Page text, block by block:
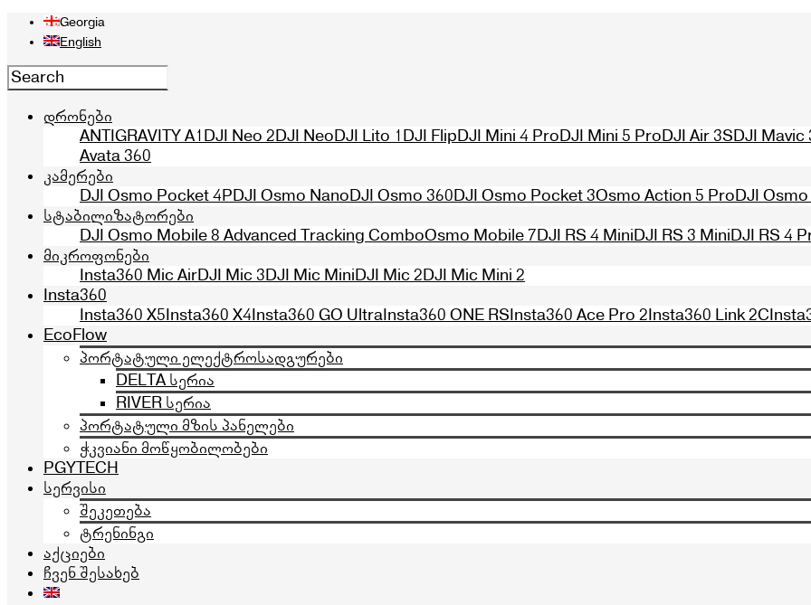
Georgia
English
დრონები
ANTIGRAVITY A1DJI Neo 2DJI NeoDJI Lito 1DJI FlipDJI Mini 4 ProDJI Mini 5 ProDJI Air 3SDJI Mavic
Avata 360
კამერები
DJI Osmo Pocket 4PDJI Osmo NanoDJI Osmo 360DJI Osmo Pocket 3Osmo Action 5 ProDJI
სტაბილიზატორები
DJI Osmo Mobile 8 Advanced Tracking ComboOsmo Mobile 7DJI RS 4 MiniDJI RS 3 MiniDJI RS 4
მიკროფონები
Insta360 Mic AirDJI Mic 3DJI Mic MiniDJI Mic 2DJI Mic Mini 2
Insta360
Insta360 X5Insta360 X4Insta360 GO UltraInsta360 ONE RSInsta360 Ace Pro 2Insta360 Link 2C
EcoFlow
პორტატული ელექტროსადგურები
DELTA სერია
RIVER სერია
პორტატული მზის პანელები
ჭკვიანი მოწყობილობები
PGYTECH
სერვისი
შეკეთება
ტრენინგი
აქციები
ჩვენ შესახებ